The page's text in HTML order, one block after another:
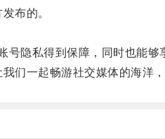
布的。
隐私得到保障，同时也能够
一起畅游社交媒体的海洋，